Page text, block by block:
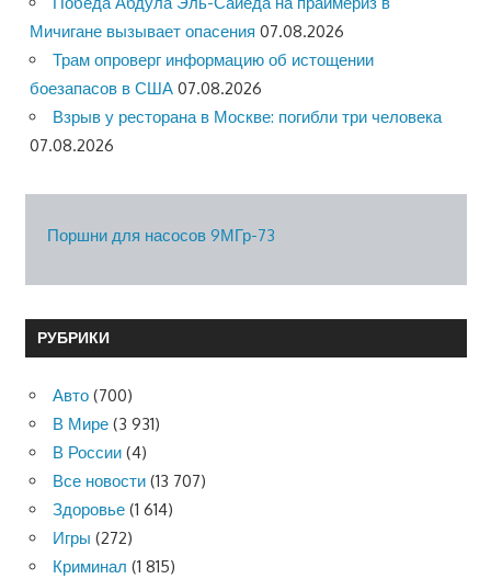
Мичигане вызывает опасения 07.08.2026
Трам опроверг информацию об истощении
боезапасов в США 07.08.2026
Взрыв у ресторана в Москве: погибли три человека
07.08.2026
Поршни для насосов 9МГр-73
РУБРИКИ
Авто (700)
В Мире (3 931)
В России (4)
Все новости (13 707)
Здоровье (1 614)
Игры (272)
Криминал (1 815)